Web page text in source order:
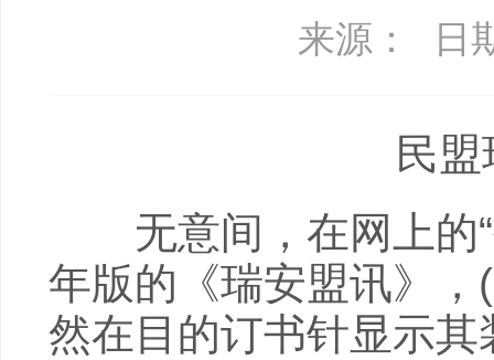
来源： 日
民盟瑞
无意间，在网上的“
年版的《瑞安盟讯》
然在目的订书针显示其